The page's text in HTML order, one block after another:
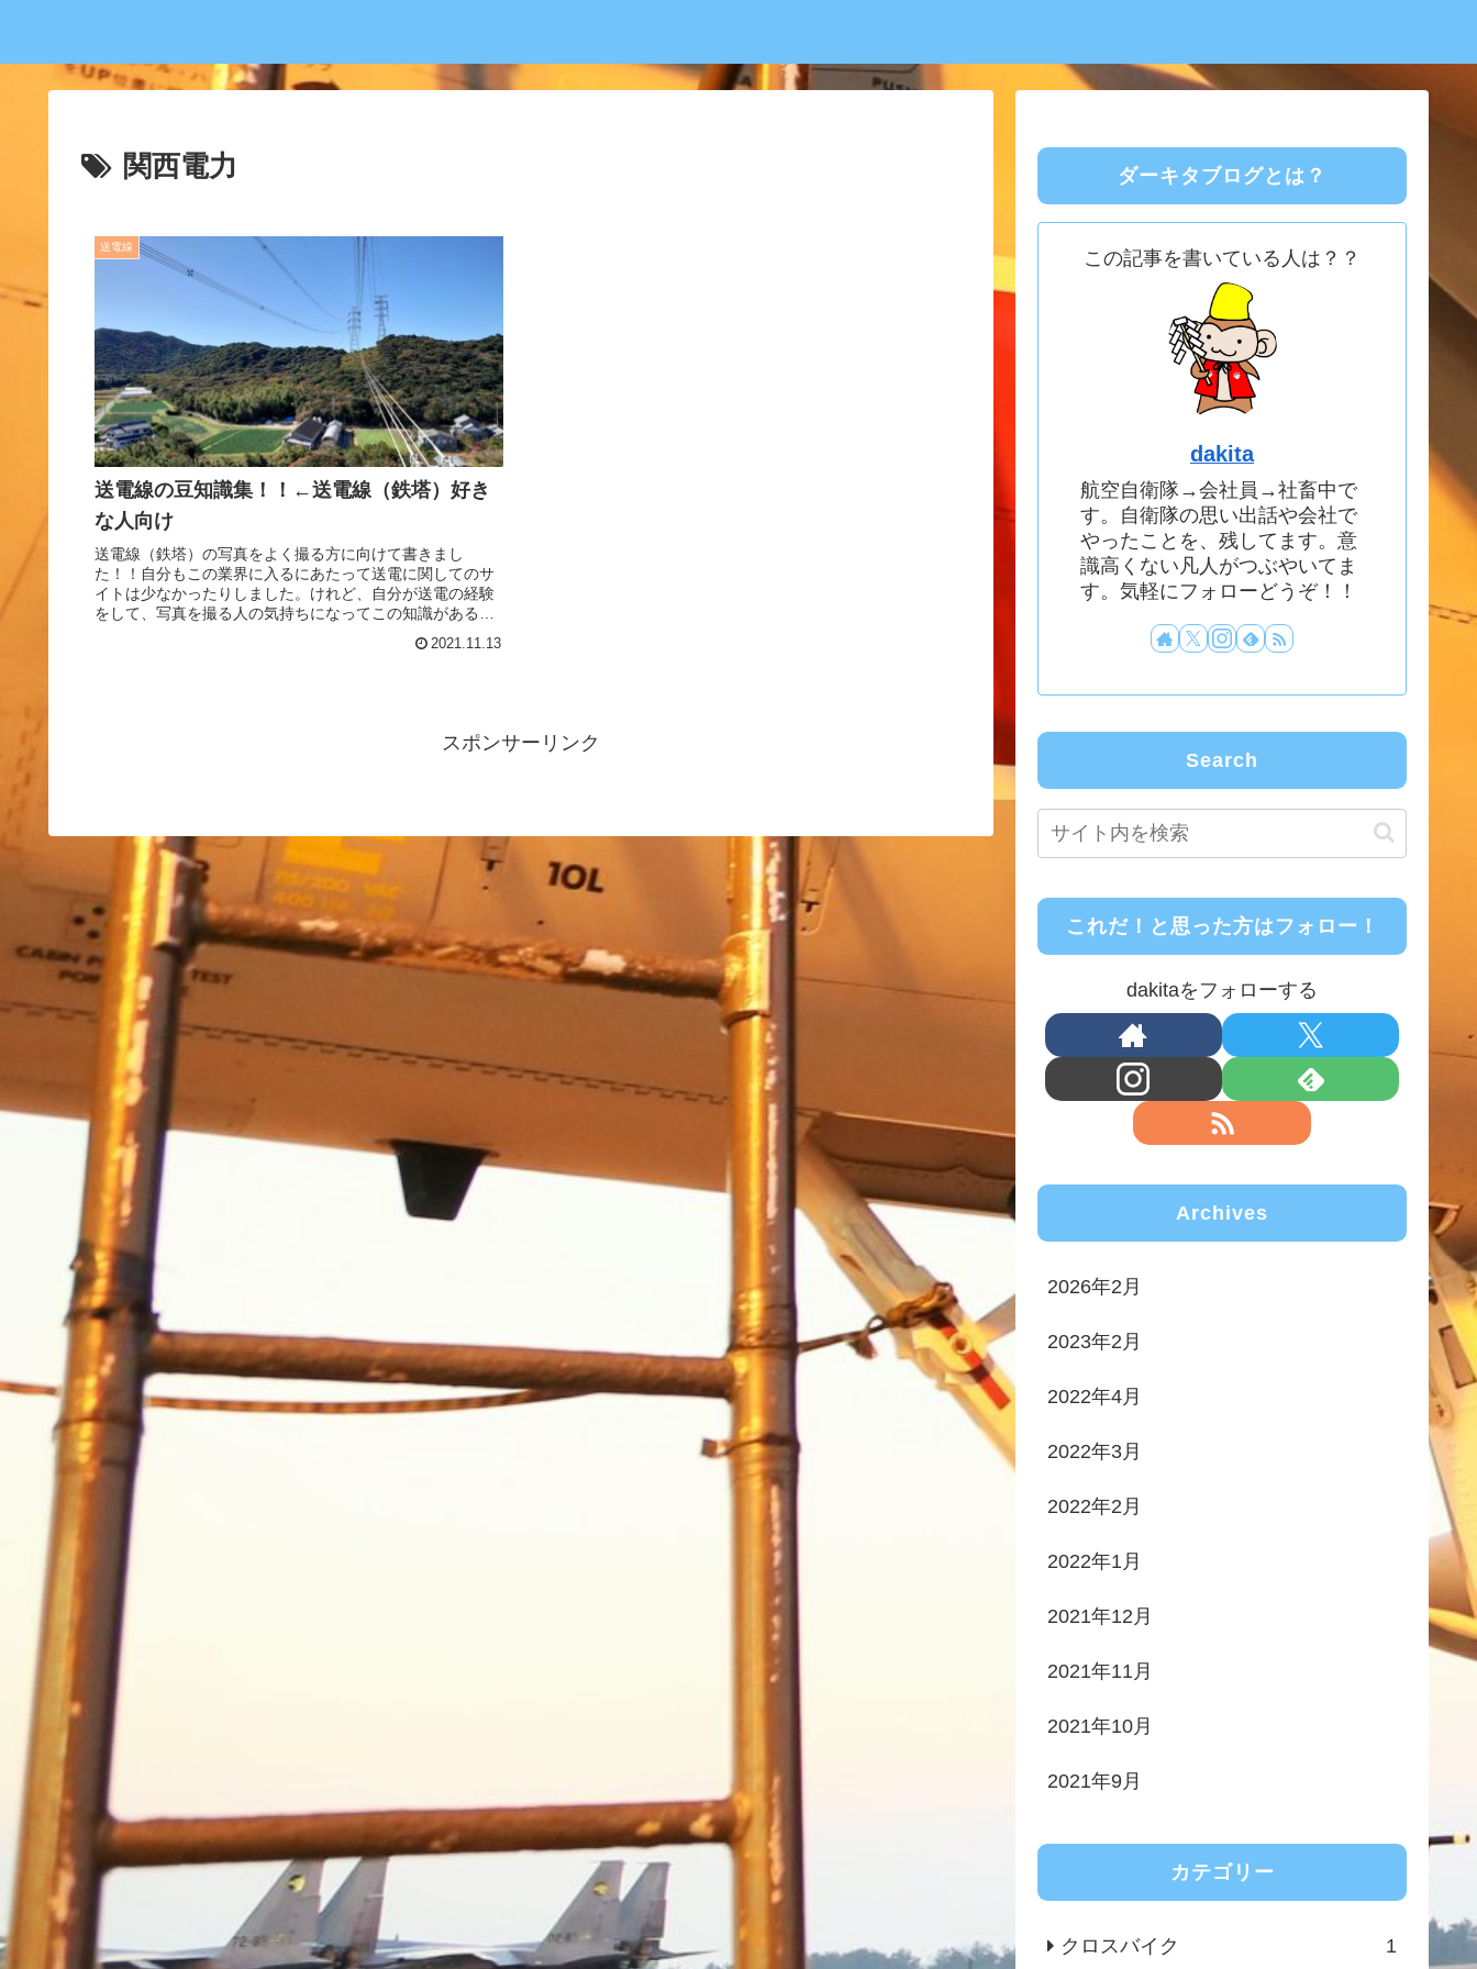
関西電力
送電線
送電線の豆知識集！！←送電線（鉄塔）好き
な人向け
送電線（鉄塔）の写真をよく撮る方に向けて書きまし
た！！自分もこの業界に入るにあたって送電に関してのサ
イトは少なかったりしました。けれど、自分が送電の経験
をして、写真を撮る人の気持ちになってこの知識があると
2021.11.13
スポンサーリンク
ダーキタブログとは？
この記事を書いている人は？？
dakita
航空自衛隊→会社員→社畜中で
す。自衛隊の思い出話や会社で
やったことを、残してます。意
識高くない凡人がつぶやいてま
す。気軽にフォローどうぞ！！
Search
これだ！と思った方はフォロー！
dakitaをフォローする
Archives
2026年2月
2023年2月
2022年4月
2022年3月
2022年2月
2022年1月
2021年12月
2021年11月
2021年10月
2021年9月
カテゴリー
クロスバイク 1